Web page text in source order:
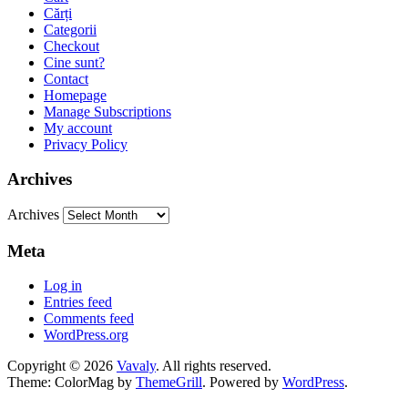
Cărți
Categorii
Checkout
Cine sunt?
Contact
Homepage
Manage Subscriptions
My account
Privacy Policy
Archives
Archives
Meta
Log in
Entries feed
Comments feed
WordPress.org
Copyright © 2026 Vavaly. All rights reserved.
Theme: ColorMag by ThemeGrill. Powered by WordPress.